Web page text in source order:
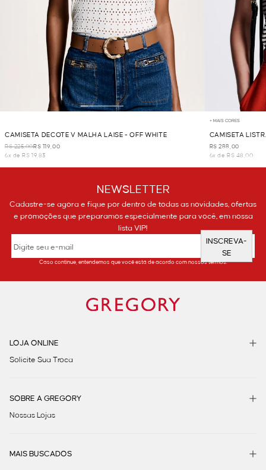
CAMISETA DECOTE V MALHA LAISE - OFF WHITE
R$ 225,00R$ 119,00
6x de R$ 19,83
+ MAIS CORES
CAMISETA
R$ 288,00
6x de R$ 48,00
NEWSLETTER
Cadastre-se agora e fique por dentro de todas as novidades, ofertas
e promoções que preparamos especialmente para você, em nossa
lista VIP!
INSCREVA-
SE
Caso continue, entendemos que você está de acordo com nossos termos.
LOJA ONLINE
Solicite Sua Troca
SOBRE A GREGORY
Nossas Lojas
MAIS BUSCADOS